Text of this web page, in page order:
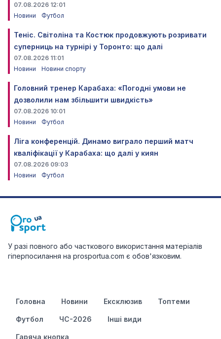
07.08.2026 12:01
Новини
Футбол
Теніс. Світоліна та Костюк продовжують розривати
суперниць на турнірі у Торонто: що далі
07.08.2026 11:01
Новини
Новини спорту
Головний тренер Карабаха: «Погодні умови не
дозволили нам збільшити швидкість»
07.08.2026 10:01
Новини
Футбол
Ліга конференцій. Динамо виграло перший матч
кваліфікації у Карабаха: що далі у киян
07.08.2026 09:03
Новини
Футбол
У разі повного або часткового використання матеріалів
гіперпосилання на prosportua.com є обов'язковим.
Головна Новини Ексклюзив Топтеми
Футбол ЧС-2026 Інші види
Гаряча кнопка